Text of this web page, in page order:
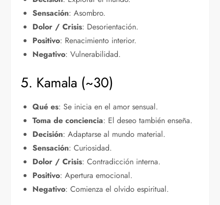
Sensación: Asombro.
Dolor / Crisis: Desorientación.
Positivo: Renacimiento interior.
Negativo: Vulnerabilidad.
5. Kamala (~30)
Qué es: Se inicia en el amor sensual.
Toma de conciencia: El deseo también enseña.
Decisión: Adaptarse al mundo material.
Sensación: Curiosidad.
Dolor / Crisis: Contradicción interna.
Positivo: Apertura emocional.
Negativo: Comienza el olvido espiritual.